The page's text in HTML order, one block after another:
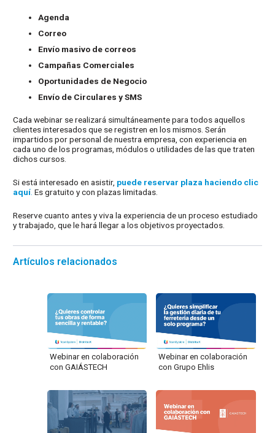
Agenda
Correo
Envío masivo de correos
Campañas Comerciales
Oportunidades de Negocio
Envío de Circulares y SMS
Cada webinar se realizará simultáneamente para todos aquellos
clientes interesados que se registren en los mismos. Serán
impartidos por personal de nuestra empresa, con experiencia en
cada uno de los programas, módulos o utilidades de las que traten
dichos cursos.
Si está interesado en asistir, puede reservar plaza haciendo clic
aquí Es gratuito y con plazas limitadas.
Reserve cuanto antes y viva la experiencia de un proceso estudiado
y trabajado, que le hará llegar a los objetivos proyectados.
Artículos relacionados
Webinar en colaboración
con GAIÁSTECH
Webinar en colaboración
con Grupo Ehlis